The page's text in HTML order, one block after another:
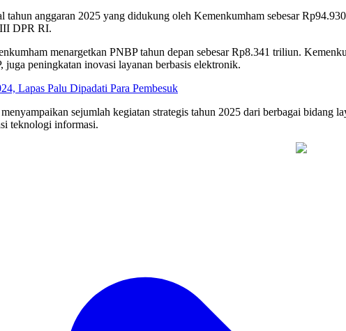
tahun anggaran 2025 yang didukung oleh Kemenkumham sebesar
DPR RI.
menargetkan PNBP tahun depan sebesar Rp8.341 triliun.
juga peningkatan inovasi layanan berbasis elektronik.
Lapas Palu Dipadati Para Pembesuk
sejumlah kegiatan strategis tahun 2025 dari berbagai
teknologi informasi.